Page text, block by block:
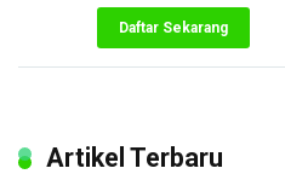
Daftar Sekarang
Artikel Terbaru